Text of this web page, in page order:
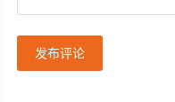
发布评论